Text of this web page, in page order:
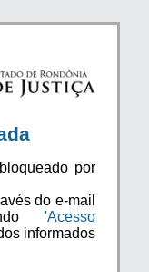
por
do e-mail
'Acesso
informados